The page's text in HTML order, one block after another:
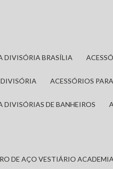
DIVISÓRIA BRASÍLIA
DIVISÓRIA ACESSÓRIOS
DIVISÓRIAS DE BANHEIROS
DE AÇO VESTIÁRIO